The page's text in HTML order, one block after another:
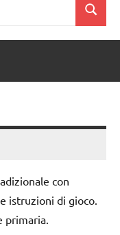
Cerca
con
istruzioni di gioco.
primaria.